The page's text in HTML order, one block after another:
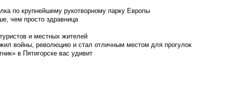
по крупнейшему рукотворному парку Европы
чем просто здравница
и местных жителей
войны, революцию и стал отличным местом для прогулок
в Пятигорске вас удивит